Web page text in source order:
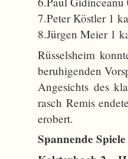
7.Peter Köstler 1
8.Jürgen Meier 1
Rüsselsheim
beruhigenden
Angesichts des
rasch Remis
erobert.
Spannende